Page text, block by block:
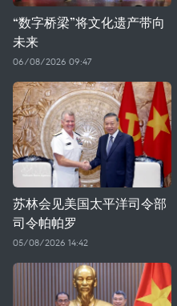
“数字桥梁”将文化遗产带向
未来
06/08/2026 09:47
苏林会见美国太平洋司令部
司令帕帕罗
05/08/2026 14:42